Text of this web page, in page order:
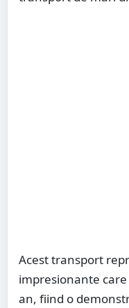
Acest transport
impresionante
an, fiind o